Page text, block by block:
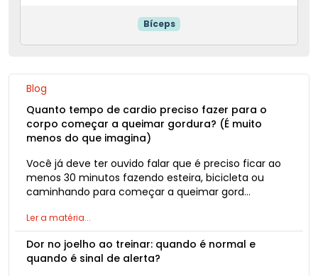
Bíceps
Blog
Quanto tempo de cardio preciso fazer para o
corpo começar a queimar gordura? (É muito
menos do que imagina)
Você já deve ter ouvido falar que é preciso ficar ao
menos 30 minutos fazendo esteira, bicicleta ou
caminhando para começar a queimar gord…
Ler a matéria...
Dor no joelho ao treinar: quando é normal e
quando é sinal de alerta?